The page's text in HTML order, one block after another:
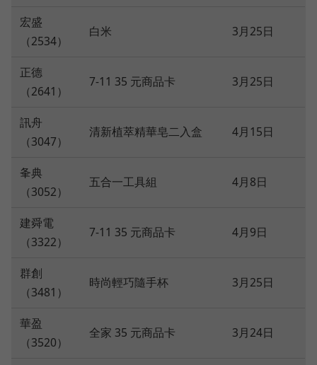
宏盛
（2534）
白米 3月25日
正德
（2641）
7-11 35 元商品卡 3月25日
訊舟
（3047）
清新植萃精華皂二入盒 4月15日
夆典
（3052）
五合一工具組 4月8日
建舜電
（3322）
7-11 35 元商品卡 4月9日
群創
（3481）
時尚輕巧隨手杯 3月25日
華盈
（3520）
全家 35 元商品卡 3月24日